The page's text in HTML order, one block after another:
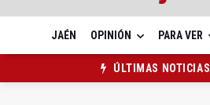
JAÉN OPINIÓN PARA VER
ÚLTIMAS NOTICIAS